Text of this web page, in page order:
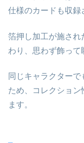
仕様のカードも収録
箔押し加工が施され
わり、思わず飾って
同じキャラクター
ため、コレクショ
ます。